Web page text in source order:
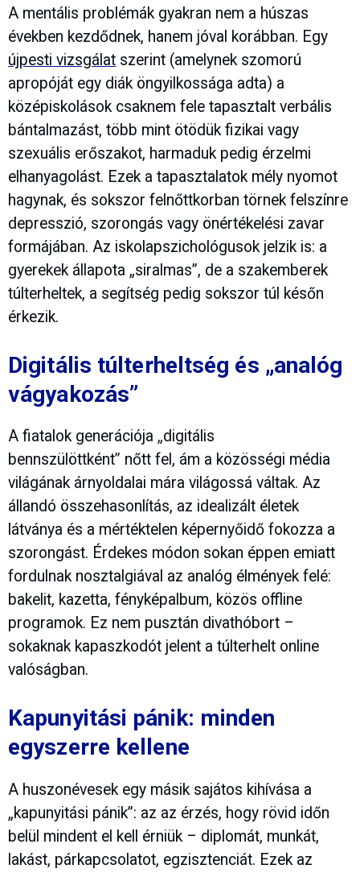
A mentális problémák gyakran nem a húszas
években kezdődnek, hanem jóval korábban. Egy
újpesti vizsgálat szerint (amelynek szomorú
apropóját egy diák öngyilkossága adta) a
középiskolások csaknem fele tapasztalt verbális
bántalmazást, több mint ötödük fizikai vagy
szexuális erőszakot, harmaduk pedig érzelmi
elhanyagolást. Ezek a tapasztalatok mély nyomot
hagynak, és sokszor felnőttkorban törnek felszínre
depresszió, szorongás vagy önértékelési zavar
formájában. Az iskolapszichológusok jelzik is: a
gyerekek állapota „siralmas”, de a szakemberek
túlterheltek, a segítség pedig sokszor túl későn
érkezik.
Digitális túlterheltség és „analóg
vágyakozás”
A fiatalok generációja „digitális
bennszülöttként” nőtt fel, ám a közösségi média
világának árnyoldalai mára világossá váltak. Az
állandó összehasonlítás, az idealizált életek
látványa és a mértéktelen képernyőidő fokozza a
szorongást. Érdekes módon sokan éppen emiatt
fordulnak nosztalgiával az analóg élmények felé:
bakelit, kazetta, fényképalbum, közös offline
programok. Ez nem pusztán divathóbort –
sokaknak kapaszkodót jelent a túlterhelt online
valóságban.
Kapunyitási pánik: minden
egyszerre kellene
A huszonévesek egy másik sajátos kihívása a
„kapunyitási pánik”: az az érzés, hogy rövid időn
belül mindent el kell érniük – diplomát, munkát,
lakást, párkapcsolatot, egzisztenciát. Ezek az